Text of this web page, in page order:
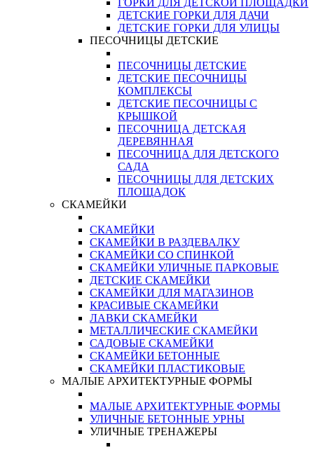
ГОРКИ ДЛЯ ДЕТСКОЙ ПЛОЩАДКИ
ДЕТСКИЕ ГОРКИ ДЛЯ ДАЧИ
ДЕТСКИЕ ГОРКИ ДЛЯ УЛИЦЫ
ПЕСОЧНИЦЫ ДЕТСКИЕ
ПЕСОЧНИЦЫ ДЕТСКИЕ
ДЕТСКИЕ ПЕСОЧНИЦЫ
КОМПЛЕКСЫ
ДЕТСКИЕ ПЕСОЧНИЦЫ С
КРЫШКОЙ
ПЕСОЧНИЦА ДЕТСКАЯ
ДЕРЕВЯННАЯ
ПЕСОЧНИЦА ДЛЯ ДЕТСКОГО
САДА
ПЕСОЧНИЦЫ ДЛЯ ДЕТСКИХ
ПЛОЩАДОК
СКАМЕЙКИ
СКАМЕЙКИ
СКАМЕЙКИ В РАЗДЕВАЛКУ
СКАМЕЙКИ СО СПИНКОЙ
СКАМЕЙКИ УЛИЧНЫЕ ПАРКОВЫЕ
ДЕТСКИЕ СКАМЕЙКИ
СКАМЕЙКИ ДЛЯ МАГАЗИНОВ
КРАСИВЫЕ СКАМЕЙКИ
ЛАВКИ СКАМЕЙКИ
МЕТАЛЛИЧЕСКИЕ СКАМЕЙКИ
САДОВЫЕ СКАМЕЙКИ
СКАМЕЙКИ БЕТОННЫЕ
СКАМЕЙКИ ПЛАСТИКОВЫЕ
МАЛЫЕ АРХИТЕКТУРНЫЕ ФОРМЫ
МАЛЫЕ АРХИТЕКТУРНЫЕ ФОРМЫ
УЛИЧНЫЕ БЕТОННЫЕ УРНЫ
УЛИЧНЫЕ ТРЕНАЖЕРЫ